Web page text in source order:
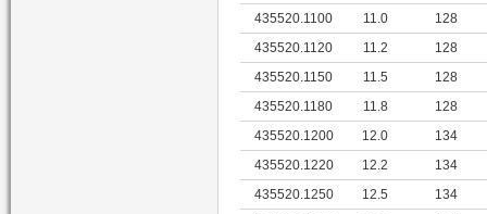
435520.1100
11.0
128
435520.1120
11.2
128
435520.1150
11.5
128
435520.1180
11.8
128
435520.1200
12.0
134
435520.1220
12.2
134
435520.1250
12.5
134